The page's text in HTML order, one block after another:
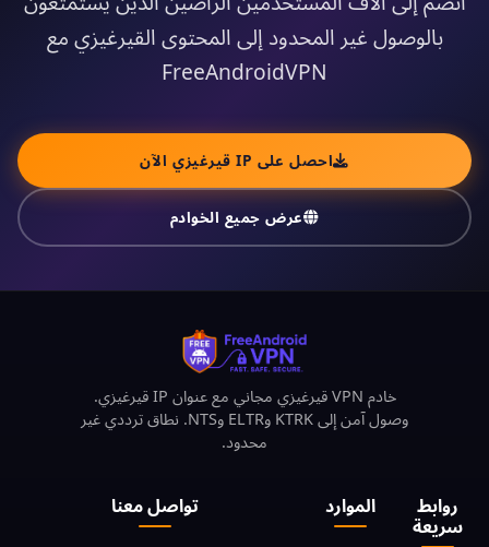
بالوصول غير المحدود إلى المحتوى القيرغيزي مع
FreeAndroidVPN
احصل على IP قيرغيزي الآن
عرض جميع الخوادم
روابط
سريعة
الموارد
خادم VPN قيرغيزي مجاني مع عنوان IP قيرغيزي.
وصول آمن إلى KTRK وELTR وNTS. نطاق ترددي غير
محدود.
تواصل معنا